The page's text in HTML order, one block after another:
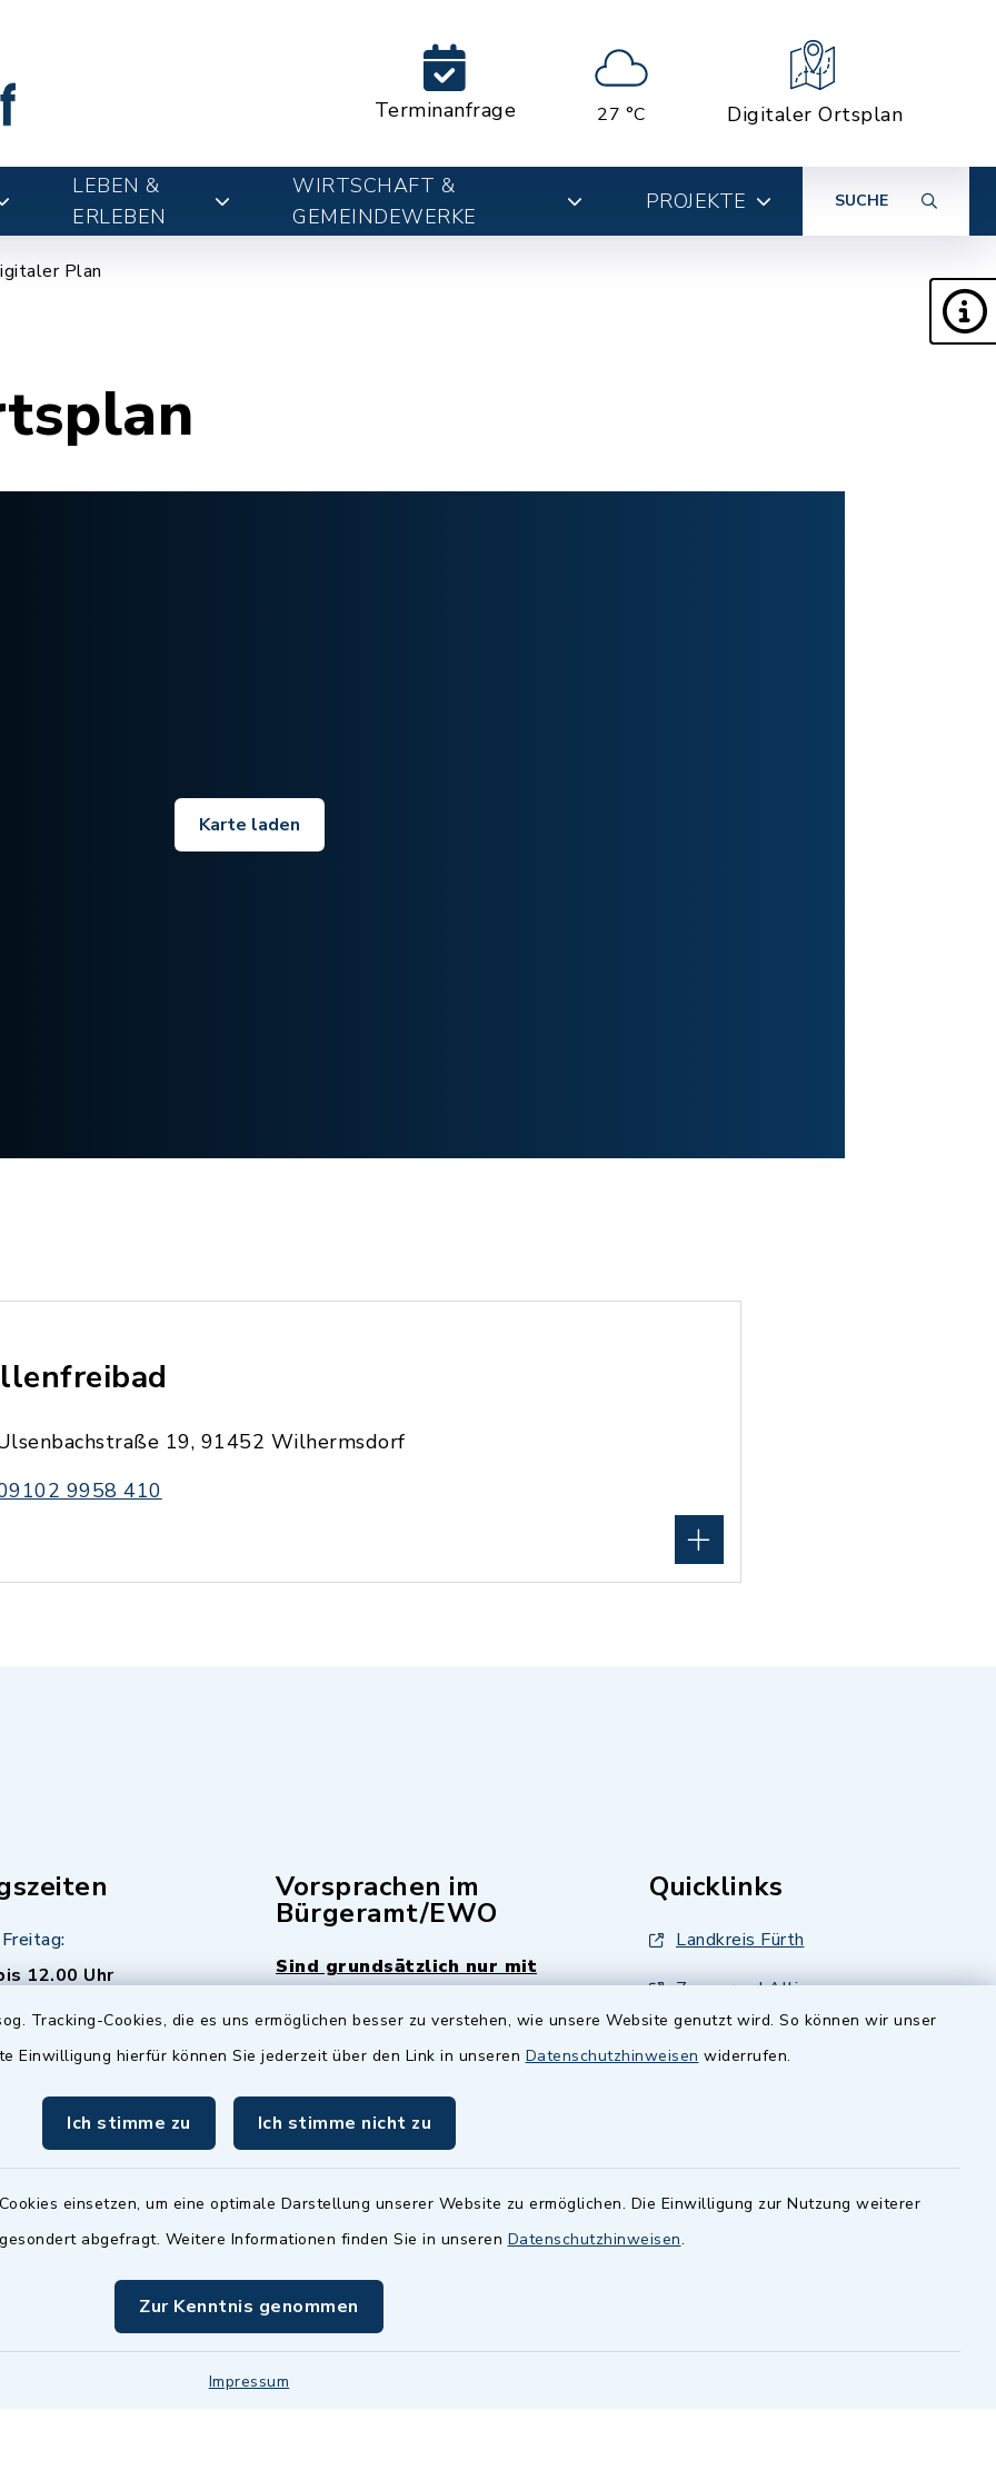
Tracking-Cookies, die es uns ermöglichen besser zu verstehen, wie unsere Website genutzt wird. So können wir unser
Einwilligung hierfür können Sie jederzeit über den Link in unseren Datenschutzhinweisen widerrufen.
Ich stimme zu Ich stimme nicht zu
einsetzen, um eine optimale Darstellung unserer Website zu ermöglichen. Die Einwilligung zur Nutzung weiterer
abgefragt. Weitere Informationen finden Sie in unseren Datenschutzhinweisen.
Zur Kenntnis genommen
Impressum
Terminanfrage 27 °C Digitaler Ortsplan
LEBEN &
ERLEBEN
WIRTSCHAFT &
GEMEINDEWERKE
PROJEKTE SUCHE
Plan
Karte laden
19, 91452 Wilhermsdorf
9958 410
12.00 Uhr
Uhr - allerdings
Termine sind
fragen Sie den
Sachbearbeiter)
Vorsprachen im
Bürgeramt/EWO
Sind grundsätzlich nur mit
Termin möglich.
istMittwochs geschlossen.
Quicklinks
Landkreis Fürth
Zenngrund Allianz